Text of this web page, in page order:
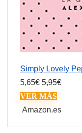
Simply Lovely
5,65€ 5,95€
VER MÁS
Amazon.es